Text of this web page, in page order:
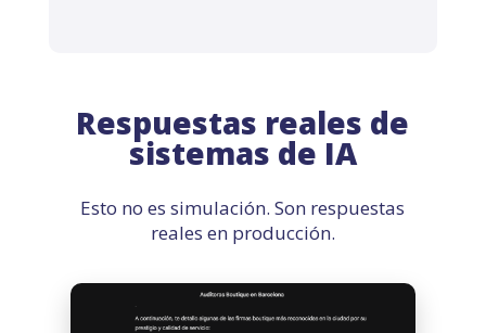
Respuestas reales de
sistemas de IA
Esto no es simulación. Son respuestas
reales en producción.